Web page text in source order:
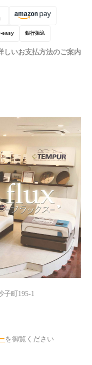
easy 銀行振込
しいお支払方法のご案内
町195-1
を御覧ください